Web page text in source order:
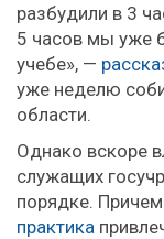
разбудили в 3
5 часов мы уже
учебе», —
уже неделю
области.
Однако вскоре
служащих
порядке. Причем
практика